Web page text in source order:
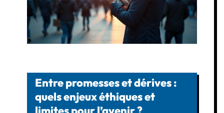
Entre promesses et dérives :
quels enjeux éthiques et